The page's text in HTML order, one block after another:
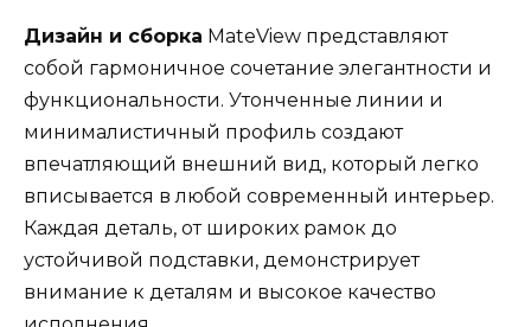
Дизайн и сборка MateView представляют
собой гармоничное сочетание элегантности и
функциональности. Утонченные линии и
минималистичный профиль создают
впечатляющий внешний вид, который легко
вписывается в любой современный интерьер.
Каждая деталь, от широких рамок до
устойчивой подставки, демонстрирует
внимание к деталям и высокое качество